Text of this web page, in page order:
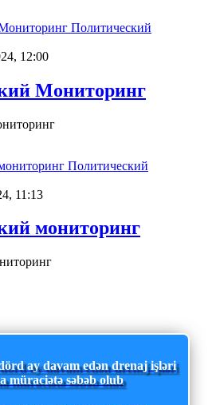
Политический
12:00
Мониторинг
Политический
11:13
мониторинг
ay davam edən drenaj işləri
müraciətə səbəb olub